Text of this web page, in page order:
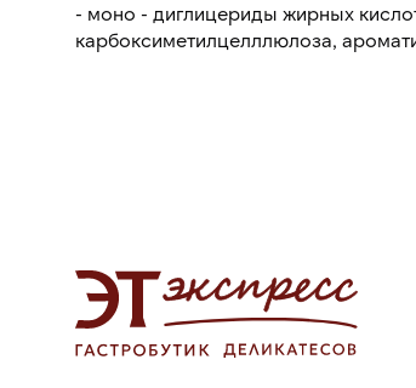
В зависимости от вида мороженого
готового мороженого составляет
- моно - диглицериды жирных
карбоксиметилцелллюлоза,